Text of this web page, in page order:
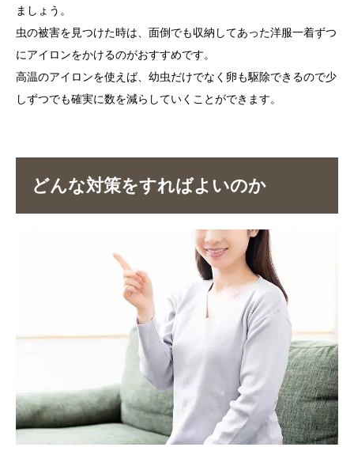
ましょう。
虫の被害を見つけた時は、面倒でも収納してあった洋服一着ずつ
にアイロンをかけるのがおすすめです。
高温のアイロンを使えば、幼虫だけでなく卵も駆除できるので少
しずつでも確実に数を減らしていくことができます。
どんな対策をすればよいのか